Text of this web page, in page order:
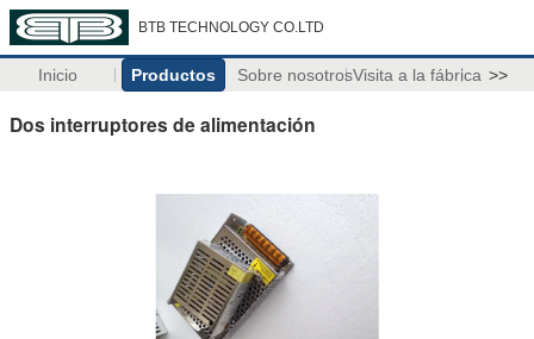
BTB TECHNOLOGY CO.LTD
Inicio Productos Sobre nosotrosVisita a la fábrica >>
Dos interruptores de alimentación